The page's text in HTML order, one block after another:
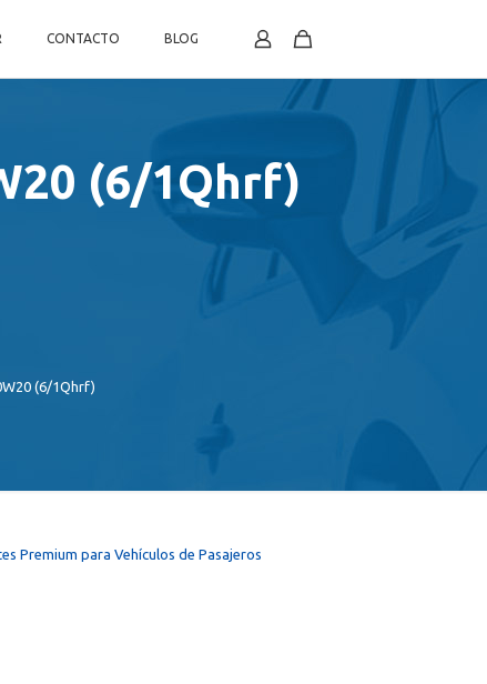
CONTACTO BLOG
(6/1Qhrf)
(6/1Qhrf)
Premium para Vehículos de Pasajeros